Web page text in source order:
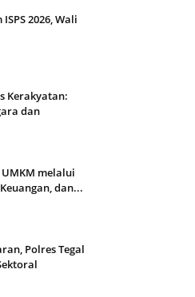
2026, Wali
Kerakyatan:
dan
melalui
dan...
Polres Tegal